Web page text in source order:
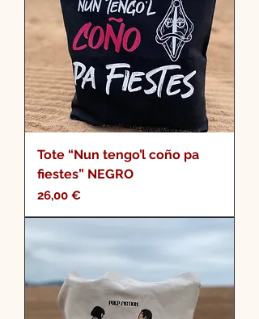
Tote “Nun tengo’l coño pa
fiestes” NEGRO
Precio
26,00 €